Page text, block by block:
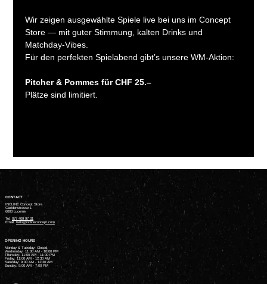
Wir zeigen ausgewählte Spiele live bei uns im Concept
Store — mit guter Stimmung, kalten Drinks und
Matchday-Vibes.
Für den perfekten Spielabend gibt’s unsere WM-Aktion:
Pitcher & Pommes für CHF 25.–
Plätze sind limitiert.
CONTACT
INCLINE Concept Store
Claridenstrasse 1
6003 Lucerne
Tel. 077 409 97 31
Email:
hello@inclineconcept.com
OPENING HOURS
Monday & Tuesday: Closed
Wednesday: 11:00 AM - 10:00 PM
Thursday: 11:00 AM - 11:00 PM
Friday: 11:00 AM - 12:30 AM
Saturday: 9:00 AM - 12:30 AM
Sunday: 9:00 AM - 7:00 PM